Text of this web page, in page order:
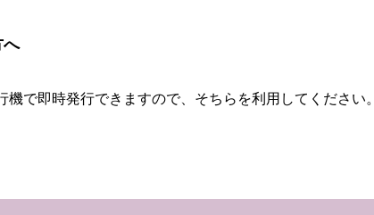
へ
機で即時発行できますので、そちらを利用してください。